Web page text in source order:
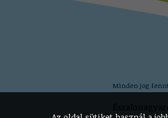
Minden jog